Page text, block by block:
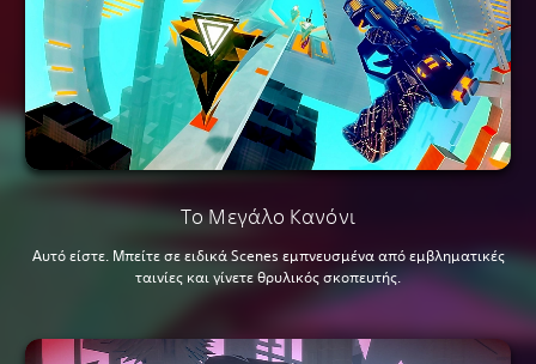
Το Μεγάλο Κανόνι
Αυτό είστε. Μπείτε σε ειδικά Scenes εμπνευσμένα από εμβληματικές
ταινίες και γίνετε θρυλικός σκοπευτής.